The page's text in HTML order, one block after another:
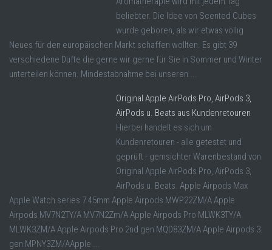
beliebter. Die Idee von Scented Cubes
wurde geboren, als wir etwas völlig
Neues für den europäischen Markt schaffen wollten. Es gibt 39
verschiedene Düfte die gerne wir gerne für Sie in Sommer und Winter
unterteilen können. Mindestabnahme bei unseren ...
Original Apple AirPods Pro, AirPods 3,
AirPods u. Beats aus Kundenretouren
Hierbei handelt es sich um
Kundenretouren - alle getestet und
geprüft - gemsichter Warenbestand von
Original Apple AirPods Pro, AirPods 3,
AirPods u. Beats. Apple Airpods Max
Apple Watch series 7 45mm Apple Airpods MWP22ZM/A Apple
Airpods MV7N2TY/A MV7N2Zm/A Apple Airpods Pro MLWK3TY/A
MLWK3ZM/A Apple Airpods Pro 2nd gen MQD83ZM/A Apple Airpods 3.
gen MPNY3ZM/AApple ...